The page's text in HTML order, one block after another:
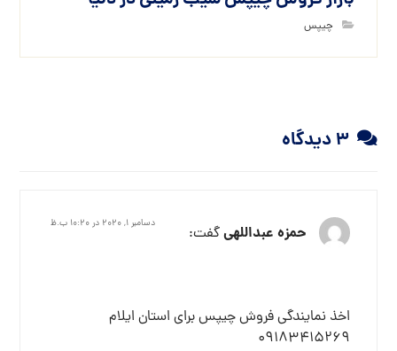
چیپس
۳ دیدگاه
حمزه عبداللهیگفت: دسامبر ۱, ۲۰۲۰ در ۱۰:۲۰ ب.ظ
اخذ نمایندگی فروش چیپس برای استان ایلام
09183415269